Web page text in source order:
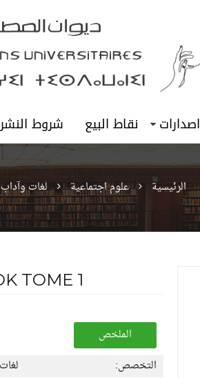
اصدارات نقاط البيع شروط النشر
الرئيسية علوم اجتماعية لغات
TOME 1
الملخص
التخصص: